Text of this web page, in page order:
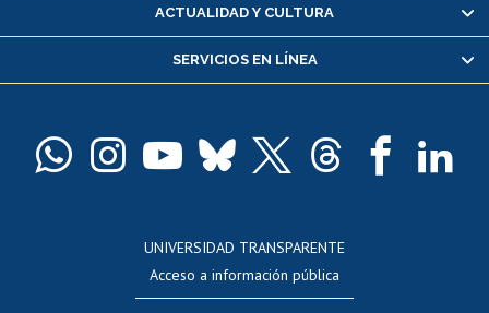
Servicio médico y dental
Pago de arancel y crédito alumnos
Docentes
ACTUALIDAD Y CULTURA
SERVICIOS EN LÍNEA
UNIVERSIDAD TRANSPARENTE
Acceso a información pública